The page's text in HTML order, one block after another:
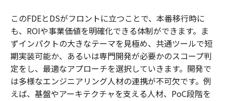
このFDEとDSがフロントに立つことで、本番移行時に
も、ROIや事業価値を明確化できる体制ができます。ま
ずインパクトの大きなテーマを見極め、共通ツールで短
期実装可能か、あるいは専門開発が必要かのスコープ判
定をし、最適なアプローチを選択していきます。開発で
は多様なエンジニアリング人材の連携が不可欠です。例
えば、基盤やアーキテクチャを支える人材、PoC段階を